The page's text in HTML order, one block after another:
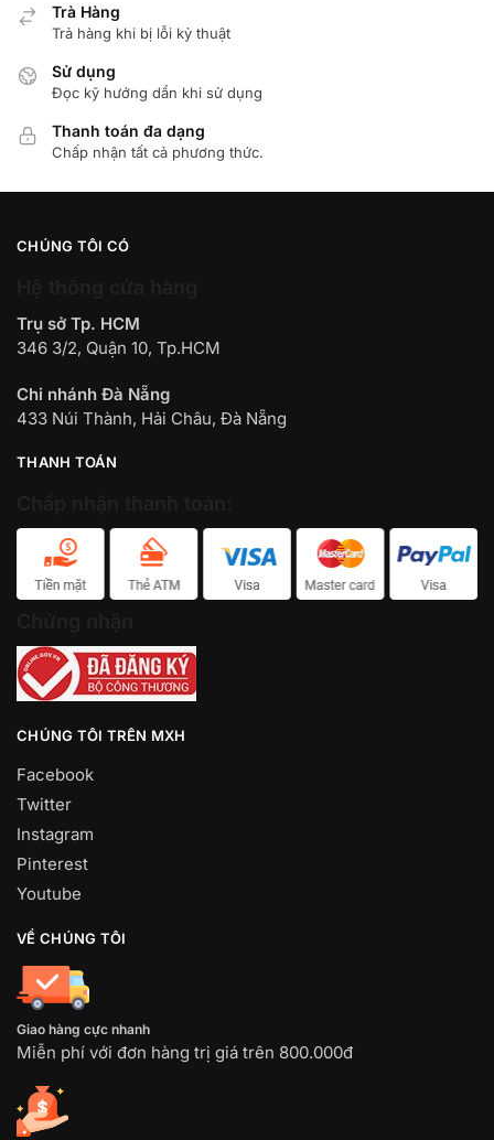
Trà Hàng
Trả hàng khi bị lỗi kỷ thuật
Sử dụng
Đọc kỹ hướng dẩn khi sử dụng
Thanh toán đa dạng
Chấp nhận tất cả phương thức.
CHÚNG TÔI CÓ
Trụ sở Tp. HCM
346 3/2, Quận 10, Tp.HCM
Chi nhánh Đà Nẵng
433 Núi Thành, Hải Châu, Đà Nẵng
THANH TOÁN
CHÚNG TÔI TRÊN MXH
Facebook
Twitter
Instagram
Pinterest
Youtube
VỀ CHÚNG TÔI
Giao hàng cực nhanh
Miễn phí với đơn hàng trị giá trên 800.000đ